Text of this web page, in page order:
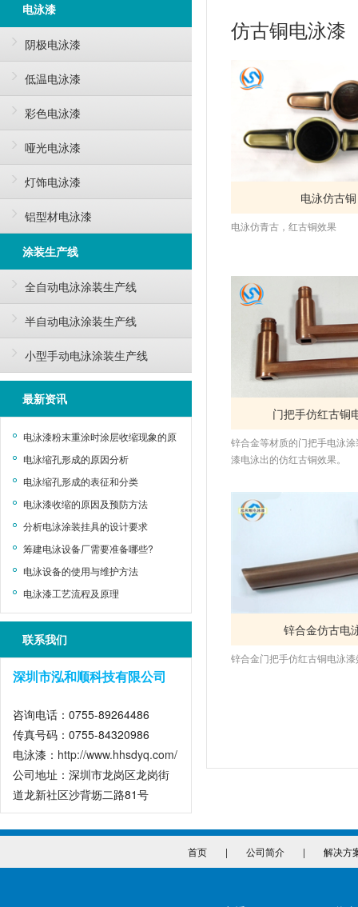
电泳漆
阴极电泳漆
低温电泳漆
彩色电泳漆
哑光电泳漆
灯饰电泳漆
铝型材电泳漆
涂装生产线
全自动电泳涂装生产线
半自动电泳涂装生产线
小型手动电泳涂装生产线
最新资讯
电泳漆粉末重涂时涂层收缩现象的原
因及解决方法
电泳缩孔形成的原因分析
电泳缩孔形成的表征和分类
电泳漆收缩的原因及预防方法
分析电泳涂装挂具的设计要求
筹建电泳设备厂需要准备哪些?
电泳设备的使用与维护方法
电泳漆工艺流程及原理
联系我们
深圳市泓和顺科技有限公司
咨询电话：0755-89264486
传真号码：0755-84320986
电泳漆： http://www.hhsdyq.com/
公司地址：深圳市龙岗区龙岗街
道龙新社区沙背坜二路81号
仿古铜电泳漆
电泳仿古铜
电泳仿青古，红古铜效果
门把手仿红古铜
锌合金等材质的门把手电泳
漆电泳出的仿红古铜效果。
锌合金仿古电
锌合金门把手仿红古铜电泳漆
首页 | 公司简介 | 解决方